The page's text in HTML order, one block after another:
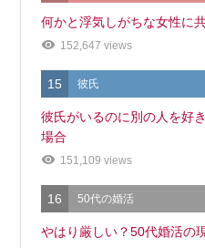
何かと浮気しがちな女性に
152,647 views
15 彼氏
彼氏がいるのに別の人を好
場合
151,109 views
16 50代の婚活
やはり厳しい？50代婚活の